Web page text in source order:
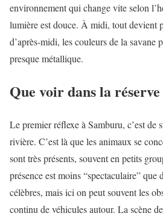
environnement qui change vite selon
lumière est douce. À midi, tout devient
d’après-midi, les couleurs de la savane
presque métallique.
Que voir dans la
Le premier réflexe à Samburu, c’est de
rivière. C’est là que les animaux se
sont très présents, souvent en petits
présence est moins “spectaculaire” que
célèbres, mais ici on peut souvent les
continu de véhicules autour. La scène